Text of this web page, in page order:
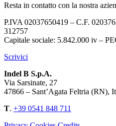
Resta in contatto con la nostra
P.IVA 02037650419 – C.F.
312757
Capitale sociale: 5.842.000 iv –
Scrivici
Indel B S.p.A.
Via Sarsinate, 27
47866 – Sant’Agata Feltria (RN),
T. +39 0541 848 711